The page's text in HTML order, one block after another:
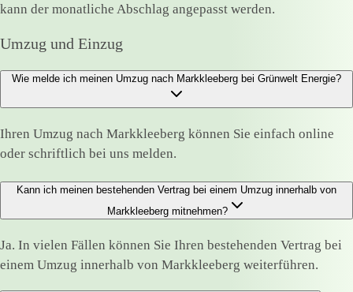
kann der monatliche Abschlag angepasst werden.
Umzug und Einzug
Wie melde ich meinen Umzug nach Markkleeberg bei Grünwelt Energie?
Ihren Umzug nach Markkleeberg können Sie einfach online
oder schriftlich bei uns melden.
Kann ich meinen bestehenden Vertrag bei einem Umzug innerhalb von
Markkleeberg mitnehmen?
Ja. In vielen Fällen können Sie Ihren bestehenden Vertrag bei
einem Umzug innerhalb von Markkleeberg weiterführen.